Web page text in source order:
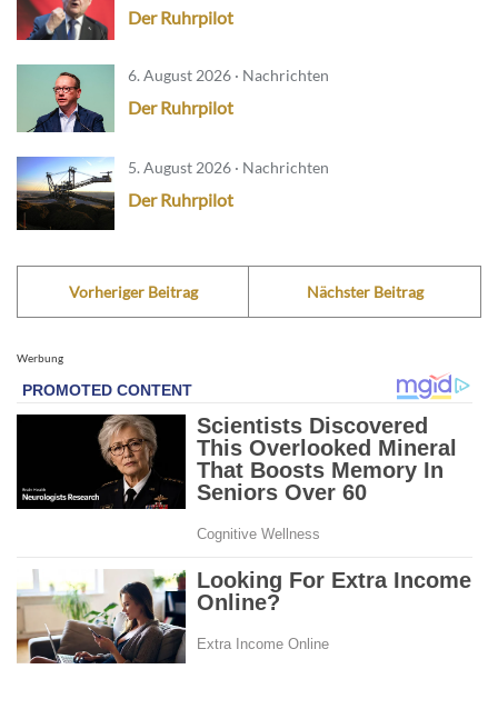
Der Ruhrpilot
6. August 2026 · Nachrichten
Der Ruhrpilot
5. August 2026 · Nachrichten
Der Ruhrpilot
Vorheriger Beitrag Nächster Beitrag
Werbung